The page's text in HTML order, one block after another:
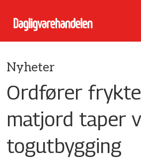
Nyheter
Ordfører
matjord taper
togutbygging